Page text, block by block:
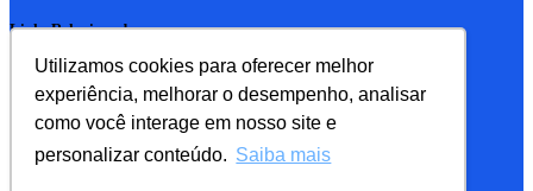
Utilizamos cookies para oferecer melhor
experiência, melhorar o desempenho, analisar
como você interage em nosso site e
personalizar conteúdo. Saiba mais
Links Relacionados
RSB - Rede Salesiana Brasil
EDEBE - Editora
UPV - União pela Vida
Familia Salesiana